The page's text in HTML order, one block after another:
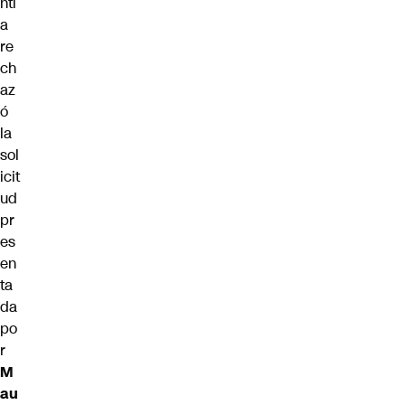
a
re
ch
az
ó
la
sol
icit
ud
pr
es
en
ta
da
po
r
M
au